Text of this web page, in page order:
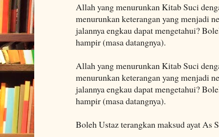
Allah yang menurunkan Kitab Suci
menurunkan keterangan yang menjadi
jalannya engkau dapat mengetahui?
hampir (masa datangnya).
Allah yang menurunkan Kitab Suci
menurunkan keterangan yang menjadi
jalannya engkau dapat mengetahui?
hampir (masa datangnya).
Boleh Ustaz terangkan maksud ayat As